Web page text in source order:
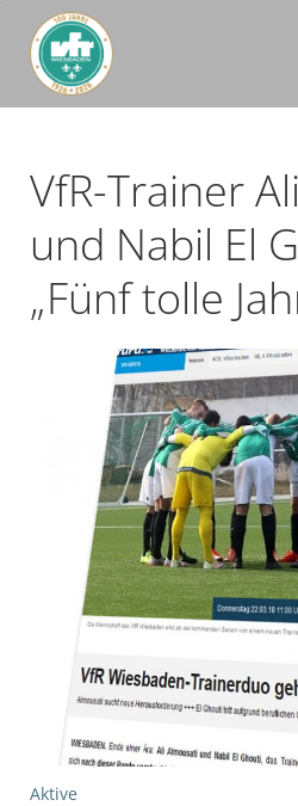
VfR-Trainer
und Nabil El
„Fünf tolle
Aktive